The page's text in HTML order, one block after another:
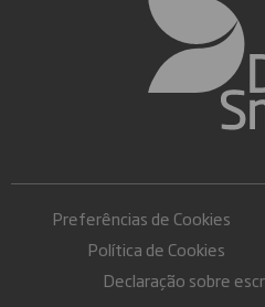
Preferências de Cookies
Política de Cookies
Declaração sobre